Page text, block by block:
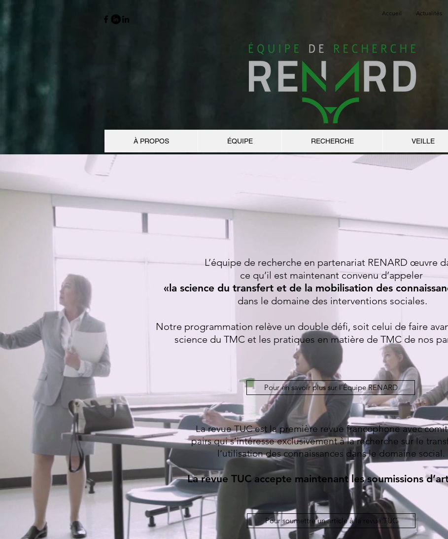
Accueil Actualités
À PROPOS ÉQUIPE RECHERCHE VEILLE
L’équipe de recherche en partenariat RENARD œuvre
ce qu’il est maintenant convenu d’appeler
«la science du transfert et de la mobilisation des
dans le domaine des interventions sociales.
Notre programmation relève un double défi, soit celui de faire
science du TMC et les pratiques en matière de TMC de nos
La revue TUC est la première revue francophone avec
pairs qui s’intéresse exclusivement à la recherche sur le
l’utilisation des connaissances dans le domaine social.
La revue TUC accepte maintenant les soumissions
Pour en savoir plus sur l’Équipe RENARD
Pour soumettre un article à la revue TUC